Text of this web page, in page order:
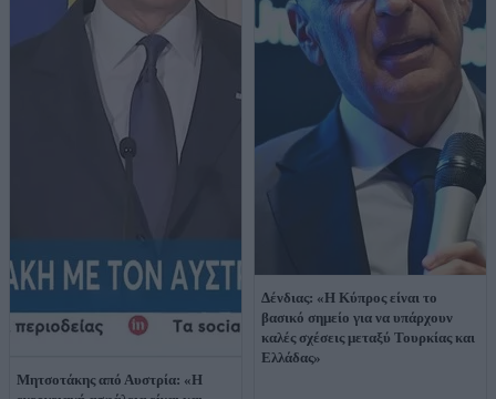
Μητσοτάκης από Αυστρία: «Η
Δένδιας: «Η Κύπρος είναι το
βασικό σημείο για να υπάρχουν
καλές σχέσεις μεταξύ Τουρκίας και
Ελλάδας»